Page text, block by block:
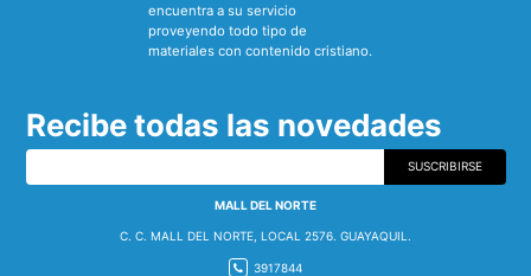
encuentra a su servicio
proveyendo todo tipo de
materiales con contenido cristiano.
Recibe todas las novedades
SUSCRIBIRSE
MALL DEL NORTE
C. C. MALL DEL NORTE, LOCAL 2576. GUAYAQUIL.
3917844